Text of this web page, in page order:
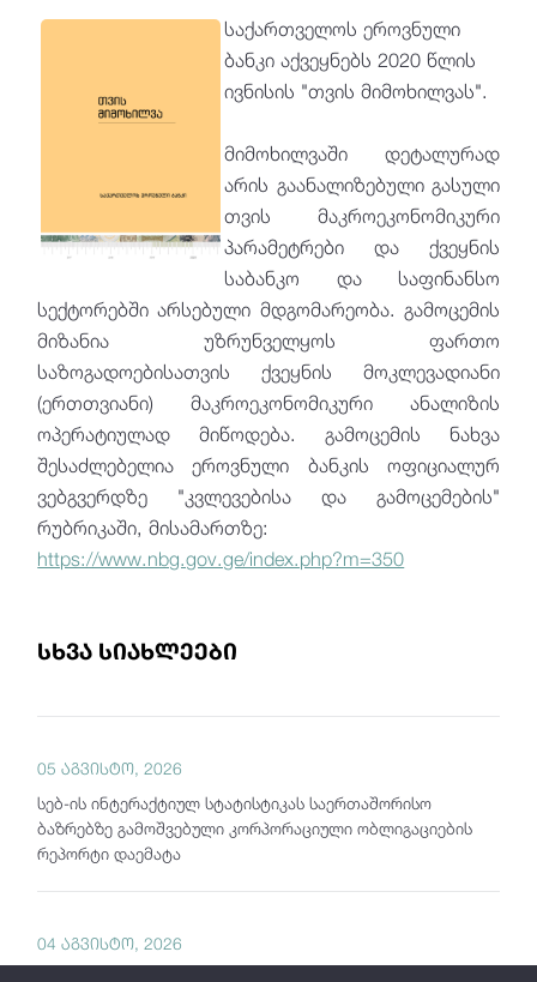
საქართველოს ეროვნული
ბანკი აქვეყნებს 2020 წლის
ივნისის "თვის მიმოხილვას".
მიმოხილვაში დეტალურად
არის გაანალიზებული გასული
თვის მაკროეკონომიკური
პარამეტრები და ქვეყნის
საბანკო და საფინანსო
სექტორებში არსებული მდგომარეობა. გამოცემის
მიზანია უზრუნველყოს ფართო
საზოგადოებისათვის ქვეყნის მოკლევადიანი
(ერთთვიანი) მაკროეკონომიკური ანალიზის
ოპერატიულად მიწოდება. გამოცემის ნახვა
შესაძლებელია ეროვნული ბანკის ოფიციალურ
ვებგვერდზე "კვლევებისა და გამოცემების"
რუბრიკაში, მისამართზე:
https://www.nbg.gov.ge/index.php?m=350
სხვა სიახლეები
05 აგვისტო, 2026
სებ-ის ინტერაქტიულ სტატისტიკას საერთაშორისო
ბაზრებზე გამოშვებული კორპორაციული ობლიგაციების
რეპორტი დაემატა
04 აგვისტო, 2026